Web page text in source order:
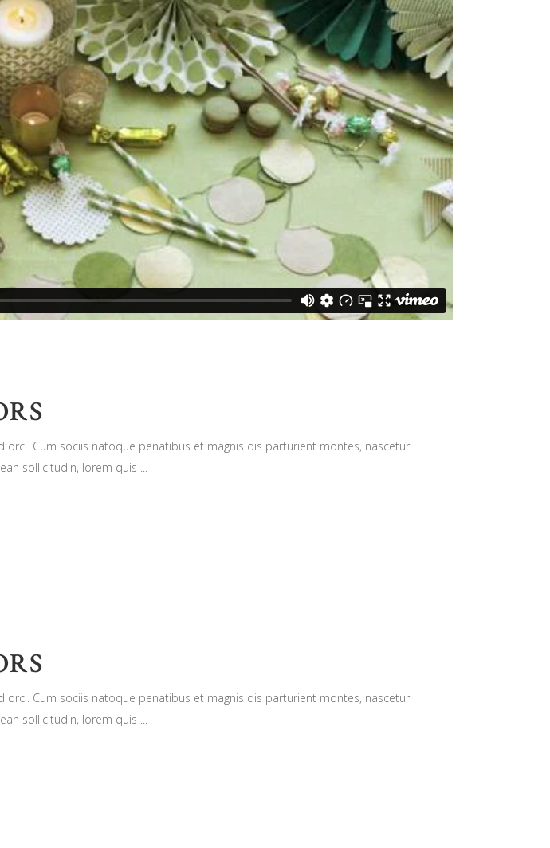
Cum sociis natoque penatibus et magnis dis parturient montes, nascetur
sollicitudin, lorem quis
Cum sociis natoque penatibus et magnis dis parturient montes, nascetur
sollicitudin, lorem quis